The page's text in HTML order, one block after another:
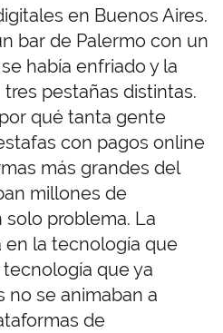
en Buenos Aires.
bar de Palermo con un
había enfriado y la
pestañas distintas.
qué tanta gente
con pagos online
más grandes del
millones de
problema. La
en la tecnología que
que ya
no se animaban a
de